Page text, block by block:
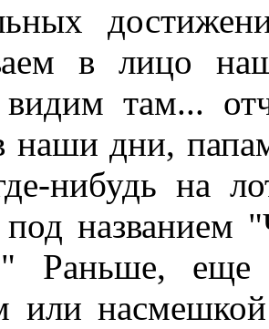
в лицо
видим там...
наши дни,
нибудь на
названием
Раньше,
или